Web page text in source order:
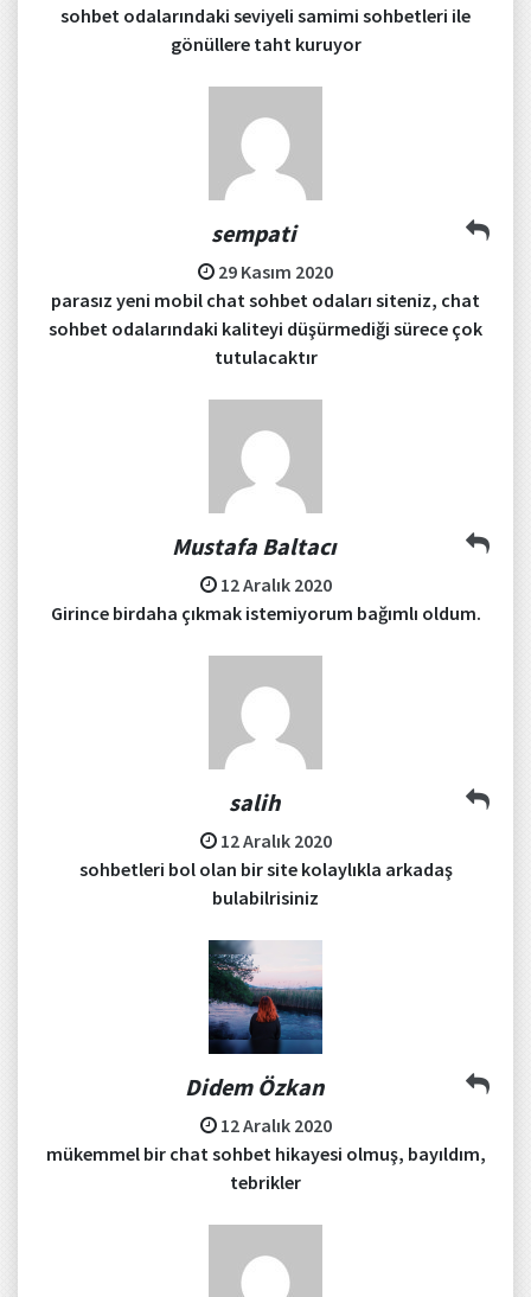
sohbet odalarındaki seviyeli samimi sohbetleri ile
gönüllere taht kuruyor
sempati
29 Kasım 2020
parasız yeni mobil chat sohbet odaları siteniz, chat
sohbet odalarındaki kaliteyi düşürmediği sürece çok
tutulacaktır
Mustafa Baltacı
12 Aralık 2020
Girince birdaha çıkmak istemiyorum bağımlı oldum.
salih
12 Aralık 2020
sohbetleri bol olan bir site kolaylıkla arkadaş
bulabilrisiniz
Didem Özkan
12 Aralık 2020
mükemmel bir chat sohbet hikayesi olmuş, bayıldım,
tebrikler